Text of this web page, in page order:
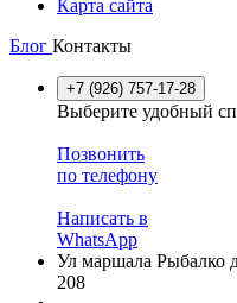
Карта сайта
Блог Контакты
+7 (926) 757-17-28
Выберите удобный
Позвонить
по телефону
Написать в
WhatsApp
Ул маршала Рыбалко
208